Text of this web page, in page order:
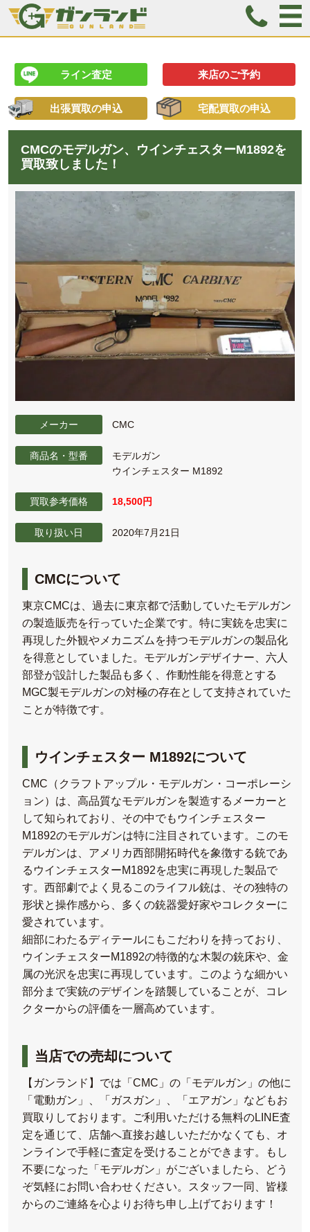
ライン査定 来店のご予約
出張買取の申込 宅配買取の申込
CMCのモデルガン、ウインチェスターM1892を
買取致しました！
メーカー CMC
商品名・型番
モデルガン
ウインチェスター M1892
買取参考価格 18,500円
取り扱い日 2020年7月21日
CMCについて
東京CMCは、過去に東京都で活動していたモデルガン
の製造販売を行っていた企業です。特に実銃を忠実に
再現した外観やメカニズムを持つモデルガンの製品化
を得意としていました。モデルガンデザイナー、六人
部登が設計した製品も多く、作動性能を得意とする
MGC製モデルガンの対極の存在として支持されていた
ことが特徴です。
ウインチェスター M1892について
CMC（クラフトアップル・モデルガン・コーポレーシ
ョン）は、高品質なモデルガンを製造するメーカーと
して知られており、その中でもウインチェスター
M1892のモデルガンは特に注目されています。このモ
デルガンは、アメリカ西部開拓時代を象徴する銃であ
るウインチェスターM1892を忠実に再現した製品で
す。西部劇でよく見るこのライフル銃は、その独特の
形状と操作感から、多くの銃器愛好家やコレクターに
愛されています。
細部にわたるディテールにもこだわりを持っており、
ウインチェスターM1892の特徴的な木製の銃床や、金
属の光沢を忠実に再現しています。このような細かい
部分まで実銃のデザインを踏襲していることが、コレ
クターからの評価を一層高めています。
当店での売却について
【ガンランド】では「CMC」の「モデルガン」の他に
「電動ガン」、「ガスガン」、「エアガン」などもお
買取りしております。ご利用いただける無料のLINE査
定を通じて、店舗へ直接お越しいただかなくても、オ
ンラインで手軽に査定を受けることができます。もし
不要になった「モデルガン」がございましたら、どう
ぞ気軽にお問い合わせください。スタッフ一同、皆様
からのご連絡を心よりお待ち申し上げております！